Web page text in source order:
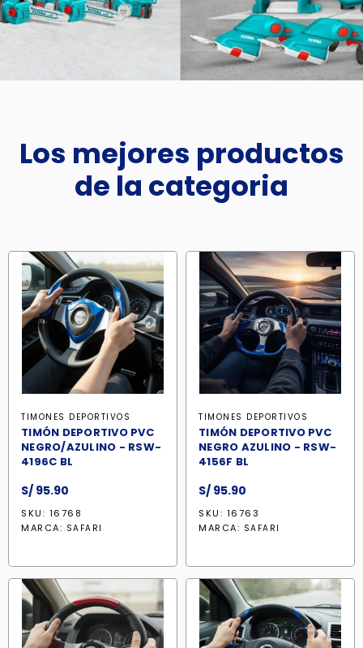
Los mejores productos
de la categoria
TIMONES DEPORTIVOS
TIMÓN DEPORTIVO PVC
NEGRO/AZULINO - RSW-
4196C BL
S/ 95.90
SKU: 16768
MARCA: SAFARI
TIMONES DEPORTIVOS
TIMÓN DEPORTIVO PVC
NEGRO AZULINO - RSW-
4156F BL
S/ 95.90
SKU: 16763
MARCA: SAFARI